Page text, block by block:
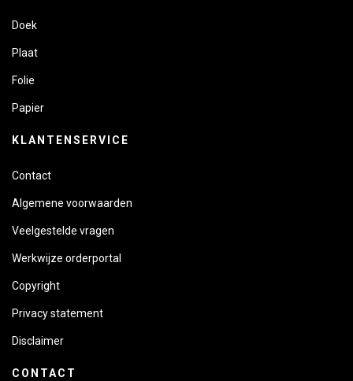
Doek
Plaat
Folie
Papier
KLANTENSERVICE
Contact
Algemene voorwaarden
Veelgestelde vragen
Werkwijze orderportal
Copyright
Privacy statement
Disclaimer
CONTACT